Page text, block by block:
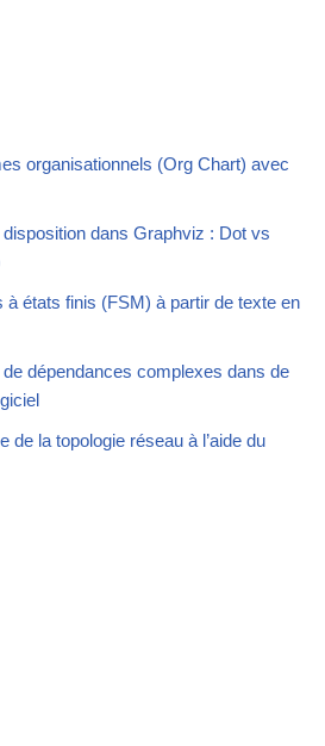
organisationnels (Org Chart) avec
dans Graphviz : Dot vs
états finis (FSM) à partir de texte en
dépendances complexes dans de
de la topologie réseau à l’aide du